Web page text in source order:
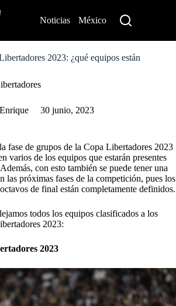
Noticias México
2023: ¿qué equipos están
30 junio, 2023
fase de grupos de la Copa Libertadores 2023
varios de los equipos que estarán presentes
con esto también se puede tener una
las próximas fases de la competición, pues los
de final están completamente definidos.
todos los equipos clasificados a los
2023:
2023